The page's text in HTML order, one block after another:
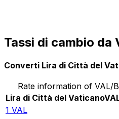
Tassi di cambio da
Converti Lira di Città del
Rate information of VAL/
Lira di Città del Vaticano
1 VAL